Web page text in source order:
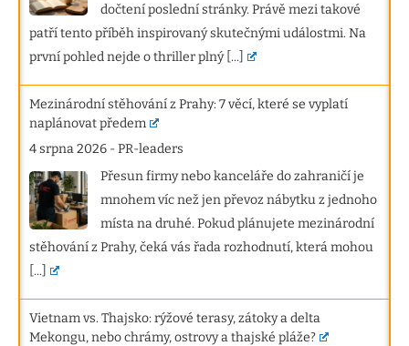
dočtení poslední stránky. Právě mezi takové
patří tento příběh inspirovaný skutečnými událostmi. Na
první pohled nejde o thriller plný [...]
Mezinárodní stěhování z Prahy: 7 věcí, které se vyplatí
naplánovat předem
4 srpna 2026 -PR-leaders
Přesun firmy nebo kanceláře do zahraničí je
mnohem víc než jen převoz nábytku z jednoho
místa na druhé. Pokud plánujete mezinárodní
stěhování z Prahy, čeká vás řada rozhodnutí, která mohou
[...]
Vietnam vs. Thajsko: rýžové terasy, zátoky a delta
Mekongu, nebo chrámy, ostrovy a thajské pláže?